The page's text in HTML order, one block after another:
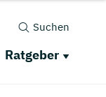
Suchen
Ratgeber